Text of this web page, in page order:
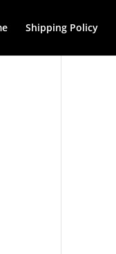
Shipping Policy